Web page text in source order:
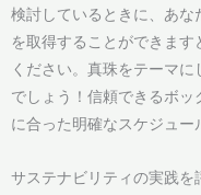
検討しているときに、あな
を取得することができま
ください。真珠をテーマ
でしょう！信頼できるボ
に合った明確なスケジュー
サステナビリティの実践を